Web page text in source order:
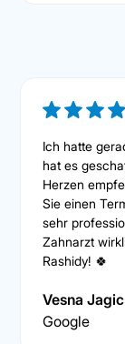
Ich hatte
hat es
Herzen
Sie einen
sehr
Zahnarzt
Rashidy! 🍀
Vesna Jagic
Google